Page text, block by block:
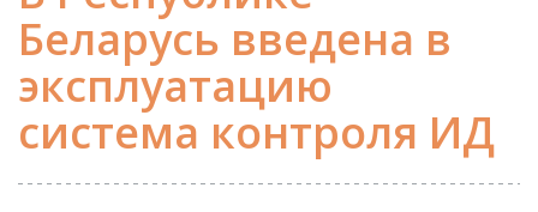
Беларусь введена в
эксплуатацию
система контроля ИД